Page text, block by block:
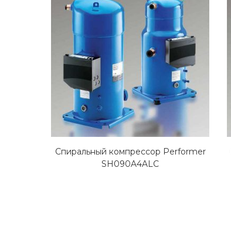
Спиральный компрессор Performer
SH090A4ALC